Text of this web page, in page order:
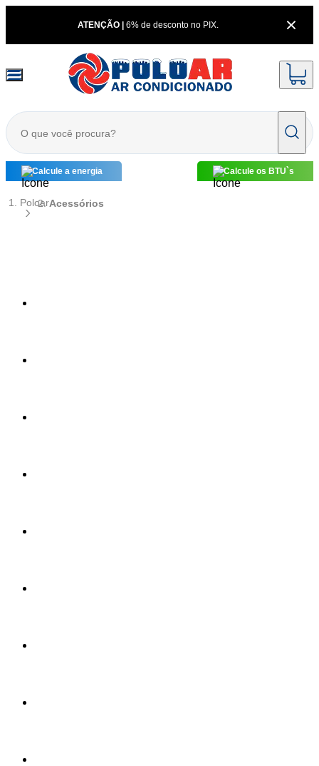
ATENÇÃO | 6% de desconto no PIX.
Calcule a energia Calcule os BTU`s
PoloarAcessórios
/acessorios?category-